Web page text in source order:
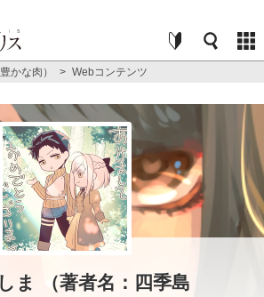
かな肉） > Webコンテンツ
ま （著者名：四季島